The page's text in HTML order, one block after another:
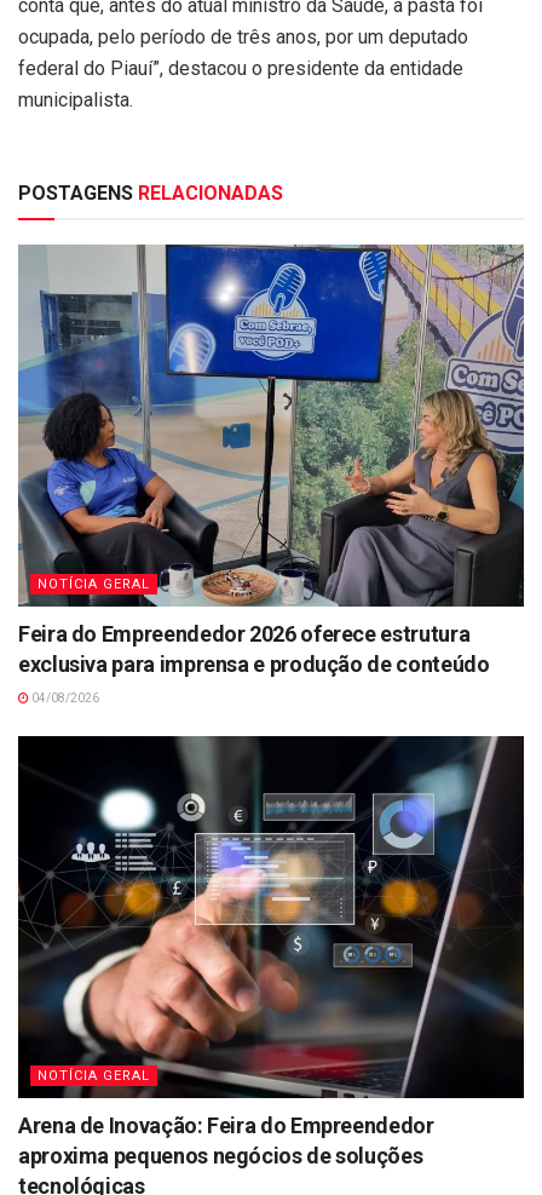
conta que, antes do atual ministro da Saúde, a pasta foi
ocupada, pelo período de três anos, por um deputado
federal do Piauí”, destacou o presidente da entidade
municipalista.
POSTAGENS RELACIONADAS
NOTÍCIA GERAL
Feira do Empreendedor 2026 oferece estrutura
exclusiva para imprensa e produção de conteúdo
04/08/2026
NOTÍCIA GERAL
Arena de Inovação: Feira do Empreendedor
aproxima pequenos negócios de soluções
tecnológicas